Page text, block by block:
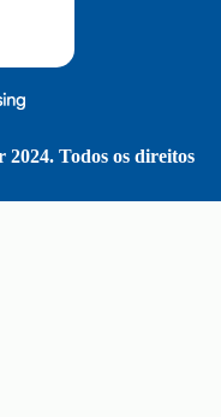
Todos os direitos